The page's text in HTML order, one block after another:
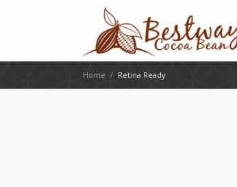
Home / Retina Ready